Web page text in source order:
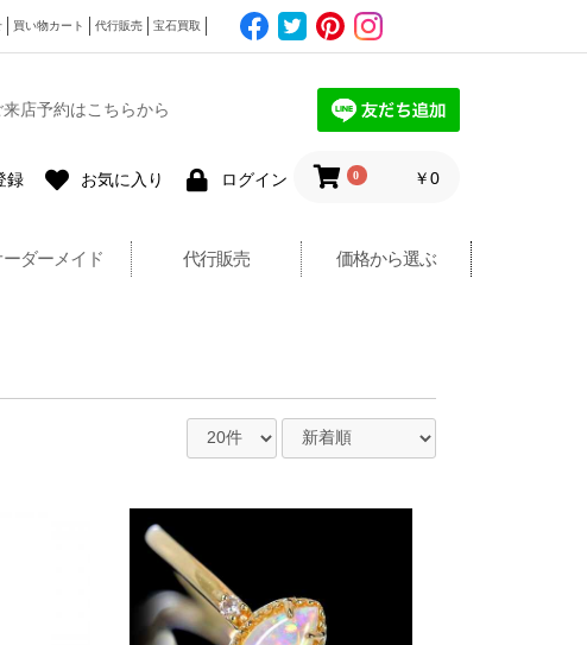
買い物カート 代行販売 宝石買取
来店予約はこちらから
録 お気に入り ログイン 0 ￥0
ーダーメイド 代行販売 価格から選ぶ